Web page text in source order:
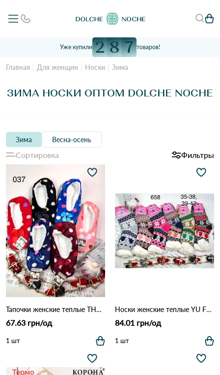
Уже купили 2 8 7 товаров!
Главная Для женщин Носки Зима
ЗИМА НОСКИ ОПТОМ DOLCHE NOCHE
Зима Весна-осень
Сортировка Фильтры
Тапочки женские теплые THERMO PW-037 Различные цвета
67.63 грн/од
1 шт
Носки женские теплые YU FENG 658 Различные цвета
84.01 грн/од
1 шт